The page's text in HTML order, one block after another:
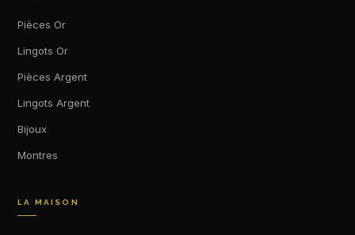
Pièces Or
Lingots Or
Pièces Argent
Lingots Argent
Bijoux
Montres
LA MAISON